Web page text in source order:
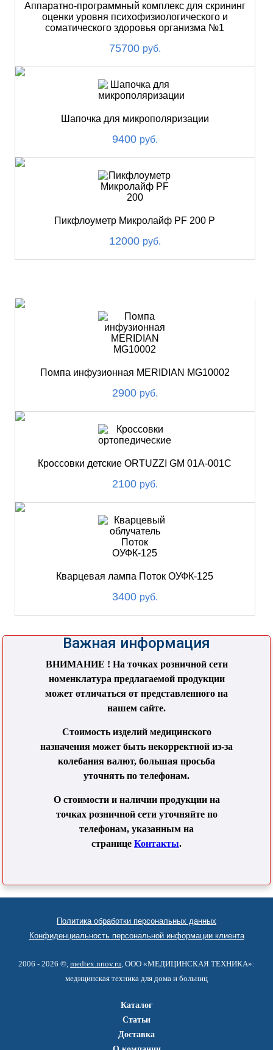
Аппаратно-программный комплекс для скрининг
оценки уровня психофизиологического и
соматического здоровья организма №1
75700 руб.
Шапочка для микрополяризации
9400 руб.
Пикфлоуметр Микролайф PF 200 P
12000 руб.
Помпа инфузионная MERIDIAN MG10002
2900 руб.
Кроссовки детские ORTUZZI GM 01A-001C
2100 руб.
Кварцевая лампа Поток ОУФК-125
3400 руб.
Важная информация
ВНИМАНИЕ ! На точках розничной сети
номенклатура предлагаемой продукции
может отличаться от представленного на
нашем сайте.
Стоимость изделий медицинского
назначения может быть некорректной из-за
колебания валют, большая просьба
уточнять по телефонам.
О стоимости и наличии продукции на
точках розничной сети уточняйте по
телефонам, указанным на
странице Контакты.
Политика обработки персональных данных
Конфиденциальность персональной информации клиента
2006 - 2026 ©, medtex.nnov.ru, ООО «МЕДИЦИНСКАЯ ТЕХНИКА»:
медицинская техника для дома и больниц
Каталог
Статьи
Доставка